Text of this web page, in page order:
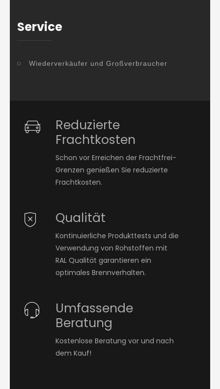
Service
Wiederverkäufer und Großverbraucher
Reduzierte
Frachtkosten
Schon vor Erreichen der Frachtfrei-
Grenzen genießen Sie reduzierte
Frachtkosten.
Qualität
Kontinuierliche Produkttests und die
Verwendung von Rohstoffen mit
RAL Qualität garantieren ein
optimales Brennverhalten.
Umfassende
Beratung
Kostenlose Beratung vor und nach
dem Kauf!